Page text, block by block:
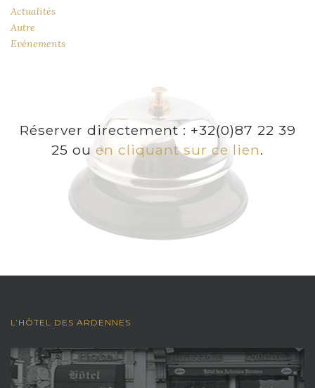
Actualités
Autre
Evénements
Réserver directement : +32(0)87 22 39
25 ou en cliquant sur ce lien.
L’HÔTEL DES ARDENNES